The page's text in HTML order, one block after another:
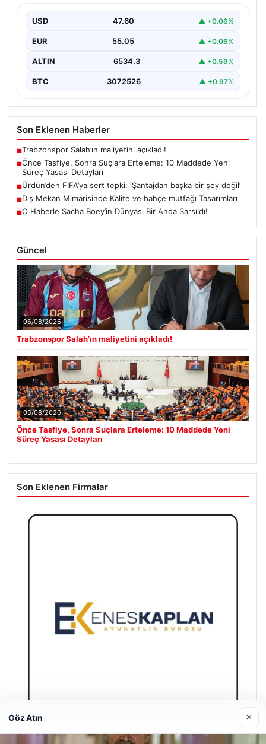
Güvenlik alanındaki önemli gelişmelerden biri olarak,
yasa…
USD 47.60 ▲ +0.06%
EUR 55.05 ▲ +0.06%
ALTIN 6534.3 ▲ +0.59%
BTC 3072526 ▲ +0.97%
Son Eklenen Haberler
■Trabzonspor Salah’ın maliyetini açıkladı!
■Önce Tasfiye, Sonra Suçlara Erteleme: 10 Maddede Yeni
Süreç Yasası Detayları
■Ürdün’den FIFA’ya sert tepki: ‘Şantajdan başka bir şey değil’
■Dış Mekan Mimarisinde Kalite ve bahçe mutfağı Tasarımları
■O Haberle Sacha Boey’in Dünyası Bir Anda Sarsıldı!
Güncel
06/08/2026
Trabzonspor Salah’ın maliyetini açıkladı!
05/08/2026
Önce Tasfiye, Sonra Suçlara Erteleme: 10 Maddede Yeni
Süreç Yasası Detayları
Son Eklenen Firmalar
Göz Atın ×